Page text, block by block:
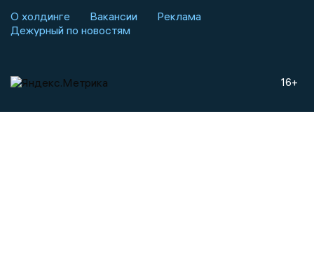
О холдинге Вакансии
Реклама
Дежурный по новостям
16+